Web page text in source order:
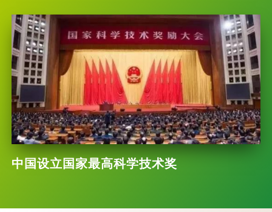
中国设立国家最高科学技术奖